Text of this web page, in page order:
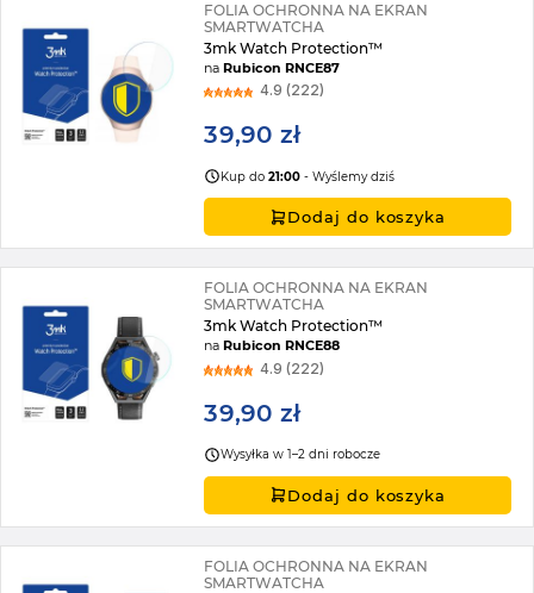
FOLIA OCHRONNA NA EKRAN
SMARTWATCHA
3mk Watch Protection™
naRubicon RNCE87
4.9 (222)
39,90 zł
Kup do21:00 - Wyślemy dziś
Dodaj do koszyka
FOLIA OCHRONNA NA EKRAN
SMARTWATCHA
3mk Watch Protection™
naRubicon RNCE88
4.9 (222)
39,90 zł
Wysyłka w 1–2 dni robocze
Dodaj do koszyka
FOLIA OCHRONNA NA EKRAN
SMARTWATCHA